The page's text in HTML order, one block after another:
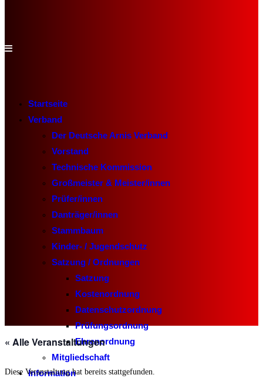
Startseite
Verband
Der Deutsche Arnis Verband
Vorstand
Technische Kommission
Großmeister & Meister/innen
Prüfer/innen
Danträger/innen
Stammbaum
Kinder- / Jugendschutz
Satzung / Ordnungen
Satzung
Kostenordnung
Datenschutzordnung
Prüfungsordnung
Ehrenordnung
Mitgliedschaft
Information
« Alle Veranstaltungen
Diese Veranstaltung hat bereits stattgefunden.